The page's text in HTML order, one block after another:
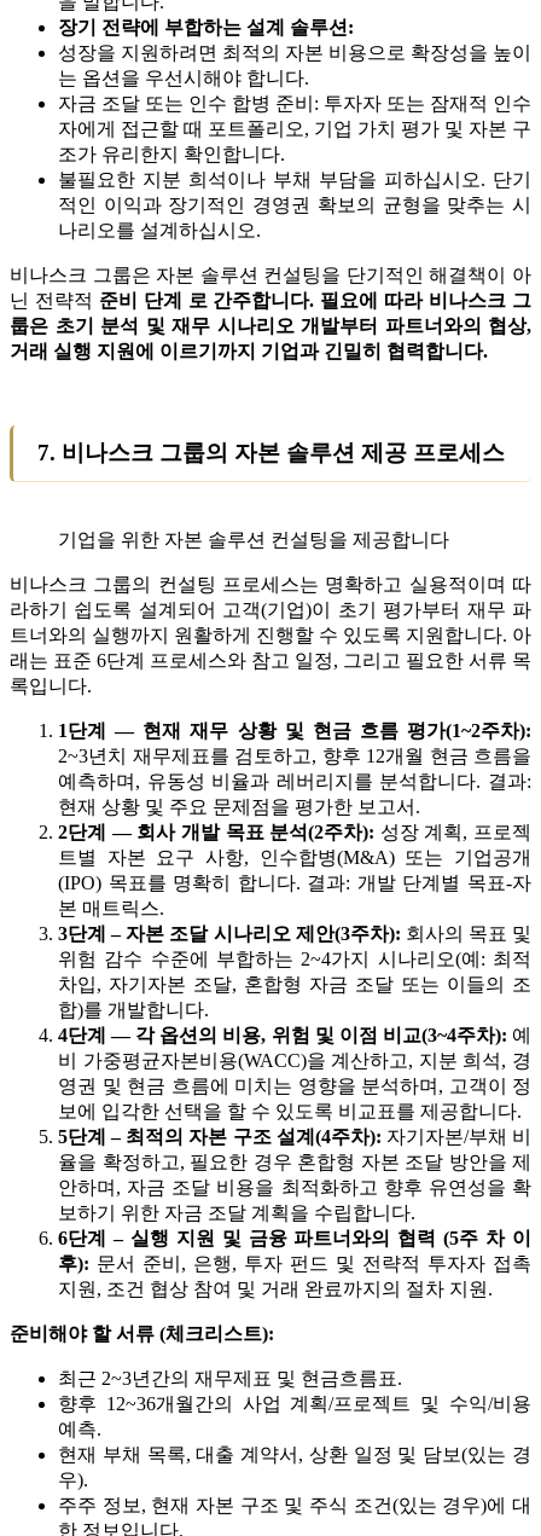
장기 전략에 부합하는 설계 솔루션:
성장을 지원하려면 최적의 자본 비용으로 확장성을 높이
는 옵션을 우선시해야 합니다.
자금 조달 또는 인수 합병 준비: 투자자 또는 잠재적 인수
자에게 접근할 때 포트폴리오, 기업 가치 평가 및 자본 구
조가 유리한지 확인합니다.
불필요한 지분 희석이나 부채 부담을 피하십시오. 단기
적인 이익과 장기적인 경영권 확보의 균형을 맞추는 시
나리오를 설계하십시오.
비나스크 그룹은 자본 솔루션 컨설팅을 단기적인 해결책이 아
닌 전략적 준비 단계 로 간주합니다. 필요에 따라 비나스크 그
룹은 초기 분석 및 재무 시나리오 개발부터 파트너와의 협상,
거래 실행 지원에 이르기까지 기업과 긴밀히 협력합니다.
7. 비나스크 그룹의 자본 솔루션 제공 프로세스
기업을 위한 자본 솔루션 컨설팅을 제공합니다
비나스크 그룹의 컨설팅 프로세스는 명확하고 실용적이며 따
라하기 쉽도록 설계되어 고객(기업)이 초기 평가부터 재무 파
트너와의 실행까지 원활하게 진행할 수 있도록 지원합니다. 아
래는 표준 6단계 프로세스와 참고 일정, 그리고 필요한 서류 목
록입니다.
1단계 — 현재 재무 상황 및 현금 흐름 평가(1~2주차):
2~3년치 재무제표를 검토하고, 향후 12개월 현금 흐름을
예측하며, 유동성 비율과 레버리지를 분석합니다. 결과:
현재 상황 및 주요 문제점을 평가한 보고서.
2단계 — 회사 개발 목표 분석(2주차): 성장 계획, 프로젝
트별 자본 요구 사항, 인수합병(M&A) 또는 기업공개
(IPO) 목표를 명확히 합니다. 결과: 개발 단계별 목표-자
본 매트릭스.
3단계 – 자본 조달 시나리오 제안(3주차): 회사의 목표 및
위험 감수 수준에 부합하는 2~4가지 시나리오(예: 최적
차입, 자기자본 조달, 혼합형 자금 조달 또는 이들의 조
합)를 개발합니다.
4단계 — 각 옵션의 비용, 위험 및 이점 비교(3~4주차): 예
비 가중평균자본비용(WACC)을 계산하고, 지분 희석, 경
영권 및 현금 흐름에 미치는 영향을 분석하며, 고객이 정
보에 입각한 선택을 할 수 있도록 비교표를 제공합니다.
5단계 – 최적의 자본 구조 설계(4주차): 자기자본/부채 비
율을 확정하고, 필요한 경우 혼합형 자본 조달 방안을 제
안하며, 자금 조달 비용을 최적화하고 향후 유연성을 확
보하기 위한 자금 조달 계획을 수립합니다.
6단계 – 실행 지원 및 금융 파트너와의 협력 (5주 차 이
후): 문서 준비, 은행, 투자 펀드 및 전략적 투자자 접촉
지원, 조건 협상 참여 및 거래 완료까지의 절차 지원.
준비해야 할 서류 (체크리스트):
최근 2~3년간의 재무제표 및 현금흐름표.
향후 12~36개월간의 사업 계획/프로젝트 및 수익/비용
예측.
현재 부채 목록, 대출 계약서, 상환 일정 및 담보(있는 경
우).
주주 정보, 현재 자본 구조 및 주식 조건(있는 경우)에 대
한 정보입니다.